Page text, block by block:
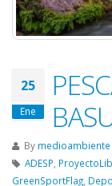
25
Ene
By medioambiente
ADESP
GreenSportFlag